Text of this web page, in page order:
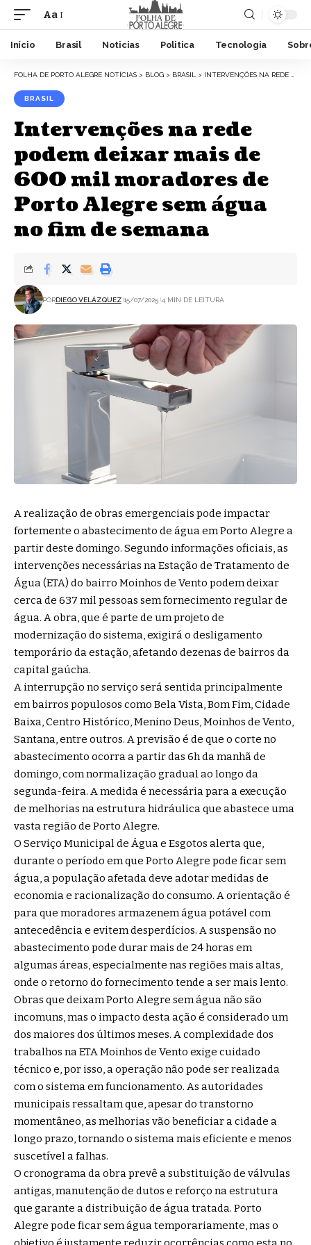
Aa
Início Brasil Noticias Politica Tecnologia
FOLHA DE PORTO ALEGRE NOTÍCIAS > BLOG > BRASIL > INTERVENÇÕES NA REDE PODEM DEIXAR MAIS DE 600 MIL MORADORES DE PORTO ALEGRE SEM ÁGUA NO FIM DE SEMANA
BRASIL
Intervenções na rede
podem deixar mais de
600 mil moradores de
Porto Alegre sem água
no fim de semana
PORDIEGO VELÁZQUEZ 15/07/2025 4 MIN DE LEITURA
A realização de obras emergenciais pode impactar
fortemente o abastecimento de água em Porto Alegre a
partir deste domingo. Segundo informações oficiais, as
intervenções necessárias na Estação de Tratamento de
Água (ETA) do bairro Moinhos de Vento podem deixar
cerca de 637 mil pessoas sem fornecimento regular de
água. A obra, que é parte de um projeto de
modernização do sistema, exigirá o desligamento
temporário da estação, afetando dezenas de bairros da
capital gaúcha.
A interrupção no serviço será sentida principalmente
em bairros populosos como Bela Vista, Bom Fim, Cidade
Baixa, Centro Histórico, Menino Deus, Moinhos de Vento,
Santana, entre outros. A previsão é de que o corte no
abastecimento ocorra a partir das 6h da manhã de
domingo, com normalização gradual ao longo da
segunda-feira. A medida é necessária para a execução
de melhorias na estrutura hidráulica que abastece uma
vasta região de Porto Alegre.
O Serviço Municipal de Água e Esgotos alerta que,
durante o período em que Porto Alegre pode ficar sem
água, a população afetada deve adotar medidas de
economia e racionalização do consumo. A orientação é
para que moradores armazenem água potável com
antecedência e evitem desperdícios. A suspensão no
abastecimento pode durar mais de 24 horas em
algumas áreas, especialmente nas regiões mais altas,
onde o retorno do fornecimento tende a ser mais lento.
Obras que deixam Porto Alegre sem água não são
incomuns, mas o impacto desta ação é considerado um
dos maiores dos últimos meses. A complexidade dos
trabalhos na ETA Moinhos de Vento exige cuidado
técnico e, por isso, a operação não pode ser realizada
com o sistema em funcionamento. As autoridades
municipais ressaltam que, apesar do transtorno
momentâneo, as melhorias vão beneficiar a cidade a
longo prazo, tornando o sistema mais eficiente e menos
suscetível a falhas.
O cronograma da obra prevê a substituição de válvulas
antigas, manutenção de dutos e reforço na estrutura
que garante a distribuição de água tratada. Porto
Alegre pode ficar sem água temporariamente, mas o